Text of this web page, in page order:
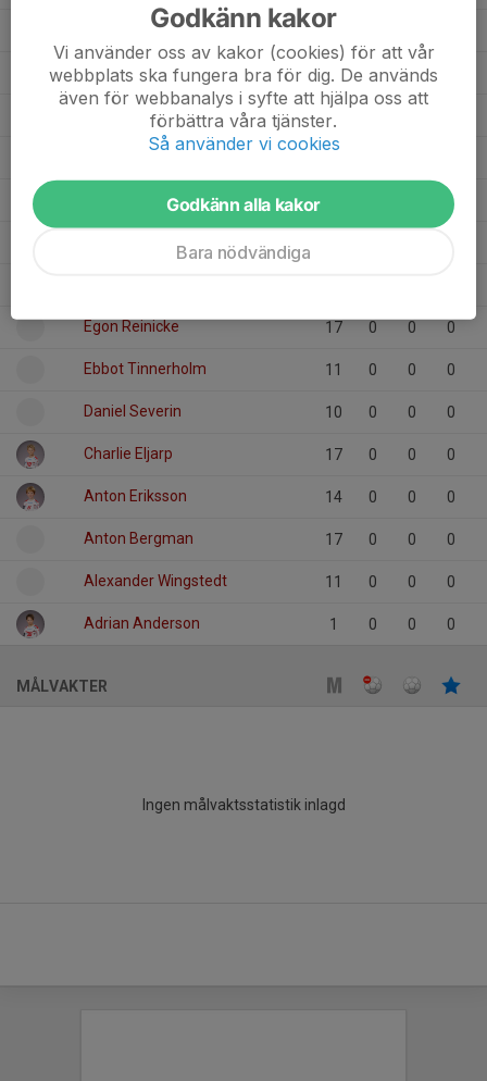
Folke Bjarnolf 14
Felix Weberg 13 0 0
11
0
Egon Reinicke 17 0 0 0
Ebbot Tinnerholm 11 0 0 0
Daniel Severin 10 0 0 0
Charlie Eljarp 17 0 0 0
Anton Eriksson 14 0 0 0
Anton Bergman 17 0 0 0
Alexander Wingstedt 11 0 0 0
Adrian Anderson 1 0 0 0
MÅLVAKTER
Ingen målvaktsstatistik inlagd
Godkänn kakor
Vi använder oss av kakor (cookies) för att vår
webbplats ska fungera bra för dig. De används
även för webbanalys i syfte att hjälpa oss att
förbättra våra tjänster.
Så använder vi cookies
Godkänn alla kakor
Bara nödvändiga